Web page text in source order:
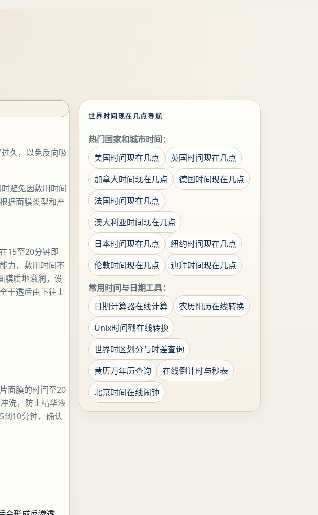
久，以免反向吸
避免因敷用时间
据面膜类型和产
15至20分钟即
力，敷用时间不
膜质地滋润，设
干透后由下往上
面膜的时间至20
洗，防止精华液
到10分钟，确认
世界时间现在几点导航
热门国家和城市时间：
美国时间现在几点
英国时间现在几点
加拿大时间现在几点
德国时间现在几点
法国时间现在几点
澳大利亚时间现在几点
日本时间现在几点
纽约时间现在几点
伦敦时间现在几点
迪拜时间现在几点
常用时间与日期工具：
日期计算器在线计算
农历阳历在线转换
Unix时间戳在线转换
世界时区划分与时差查询
黄历万年历查询
在线倒计时与秒表
北京时间在线闹钟